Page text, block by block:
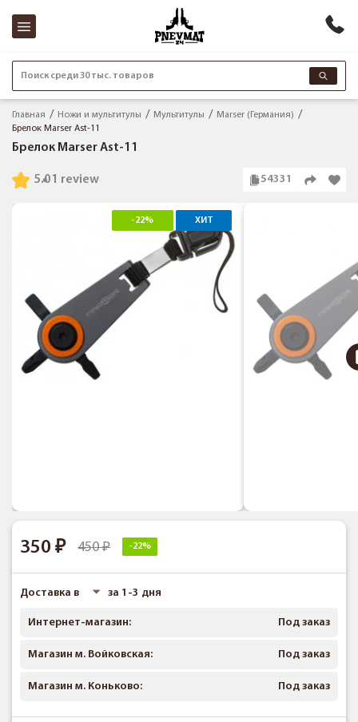
Поиск среди 30 тыс. товаров
Главная Ножи и мультитулы Мультитулы
Marser (Германия)
Брелок Marser Ast-11
Брелок Marser Ast-11
1 review
5.0 54331
-22% ХИТ
350 450 -22%
Доставка в за 1-3 дня
Интернет-магазин: Под заказ
Магазин м. Войковская: Под заказ
Магазин м. Коньково: Под заказ